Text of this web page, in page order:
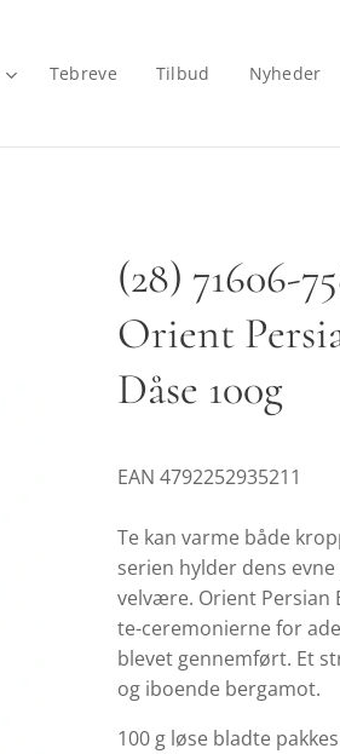
Tebreve Tilbud Nyheder
(28) 71606-
Orient
Dåse 100g
EAN 4792252935211
Te kan varme både
serien hylder dens
velvære. Orient Persian
te-ceremonierne for
blevet gennemført. Et
og iboende bergamot.
100 g løse bladte